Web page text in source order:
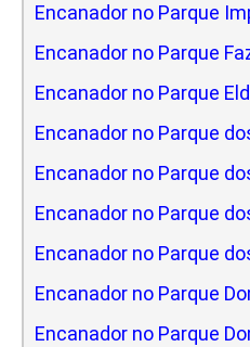
Encanador no Parque
Encanador no Parque
Encanador no Parque
Encanador no Parque
Encanador no Parque
Encanador no Parque
Encanador no Parque
Encanador no Parque
Encanador no Parque